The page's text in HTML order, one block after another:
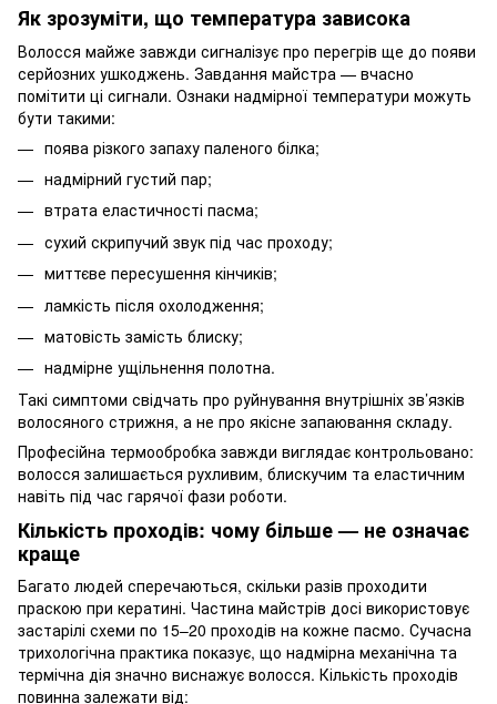
Як зрозуміти, що температура зависока
Волосся майже завжди сигналізує про перегрів ще до появи
серйозних ушкоджень. Завдання майстра — вчасно
помітити ці сигнали. Ознаки надмірної температури можуть
бути такими:
поява різкого запаху паленого білка;
надмірний густий пар;
втрата еластичності пасма;
сухий скрипучий звук під час проходу;
миттєве пересушення кінчиків;
ламкість після охолодження;
матовість замість блиску;
надмірне ущільнення полотна.
Такі симптоми свідчать про руйнування внутрішніх зв’язків
волосяного стрижня, а не про якісне запаювання складу.
Професійна термообробка завжди виглядає контрольовано:
волосся залишається рухливим, блискучим та еластичним
навіть під час гарячої фази роботи.
Кількість проходів: чому більше — не означає
краще
Багато людей сперечаються, скільки разів проходити
праскою при кератині. Частина майстрів досі використовує
застарілі схеми по 15–20 проходів на кожне пасмо. Сучасна
трихологічна практика показує, що надмірна механічна та
термічна дія значно виснажує волосся. Кількість проходів
повинна залежати від: